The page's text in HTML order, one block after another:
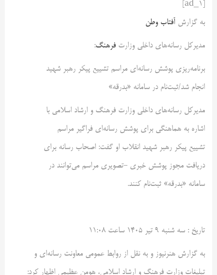
به گزارش آفتاب وطن
مدیرکل رسانه‌های داخلی وزارت فرهنگ:
برنامه‌ریزی پوشش رسانه‌ای مراسم تشییع پیکر رهبر شهید
انجام شد/ثبت‌نام در سامانه «بدرقه»
مدیرکل رسانه‌های داخلی وزارت فرهنگ و ارشاد اسلامی با
اشاره به هماهنگی برای پوشش رسانه‌ای فراگیر مراسم
تشییع پیکر رهبر شهید انقلاب او گفت: اصحاب رسانه برای
دریافت مجوز پوشش خبری -تصویری مراسم می‌توانند در
سامانه «بدرقه» ثبت‌نام کنند.
تاريخ : سه شنبه ۹ تير ۱۴۰۵ ساعت ۱۱:۰۸
به گزارش هنرنیوز و به نقل از روابط عمومی معاونت رسانه‌ای و
تبلیغات وزارت فرهنگ و ارشاد اسلامی، هومن عظیمی اظهار کرد: